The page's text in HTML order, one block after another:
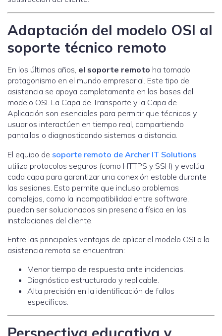
Adaptación del modelo OSI al
soporte técnico remoto
En los últimos años, el soporte remoto ha tomado
protagonismo en el mundo empresarial. Este tipo de
asistencia se apoya completamente en las bases del
modelo OSI. La Capa de Transporte y la Capa de
Aplicación son esenciales para permitir que técnicos y
usuarios interactúen en tiempo real, compartiendo
pantallas o diagnosticando sistemas a distancia.
El equipo de soporte remoto de Archer IT Solutions
utiliza protocolos seguros (como HTTPS y SSH) y evalúa
cada capa para garantizar una conexión estable durante
las sesiones. Esto permite que incluso problemas
complejos, como la incompatibilidad entre software,
puedan ser solucionados sin presencia física en las
instalaciones del cliente.
Entre las principales ventajas de aplicar el modelo OSI a la
asistencia remota se encuentran:
Menor tiempo de respuesta ante incidencias.
Diagnóstico estructurado y replicable.
Alta precisión en la identificación de fallos
específicos.